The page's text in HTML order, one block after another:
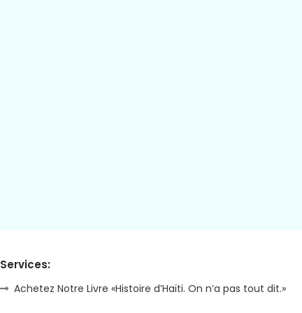
Services:
Achetez Notre Livre «Histoire d’Haïti. On n’a pas tout dit.»